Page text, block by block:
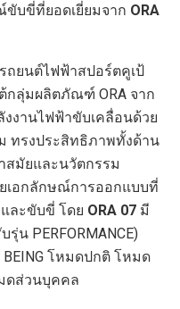
บขี่ที่ยอดเยี่ยมจาก ORA
รถยนต์ไฟฟ้าสปอร์ตคูเป้
กลุ่มผลิตภัณฑ์ ORA จาก
งงานไฟฟ้าขับเคลื่อนด้วย
ทรงประสิทธิภาพทั้งด้าน
สมัยและนวัตกรรม
เอกลักษณ์การออกแบบที่
ละขับขี่ โดย ORA 07 มี
น PERFORMANCE)
โหมดปกติ โหมด
ดส่วนบุคคล